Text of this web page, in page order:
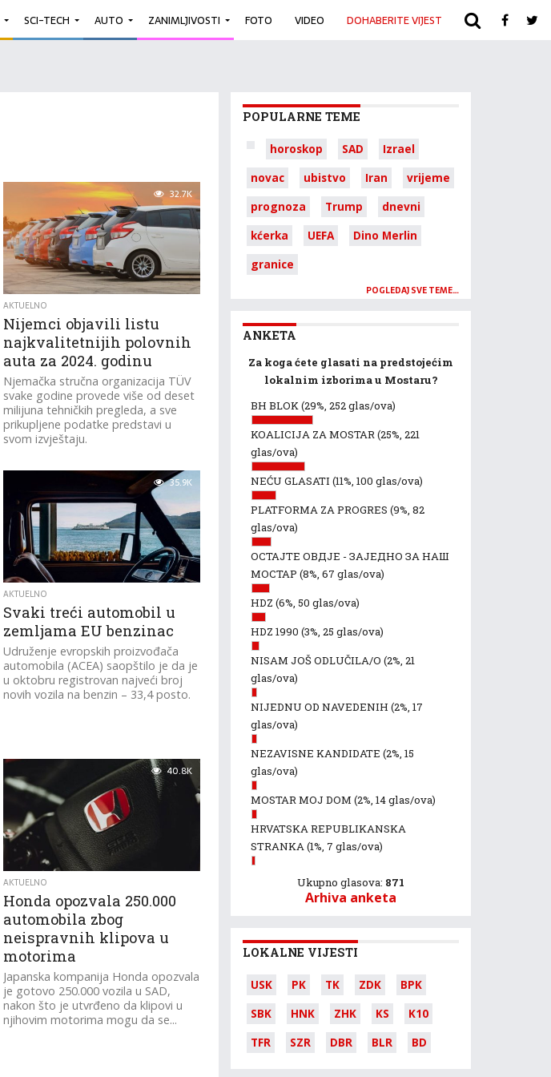
SCI-TECH AUTO ZANIMLJIVOSTI FOTO VIDEO DOHABERITE VIJEST ARHIVA
32.7K
AKTUELNO
Nijemci objavili listu
najkvalitetnijih polovnih
auta za 2024. godinu
Njemačka stručna organizacija TÜV
svake godine provede više od deset
milijuna tehničkih pregleda, a sve
prikupljene podatke predstavi u
svom izvještaju.
35.9K
AKTUELNO
Svaki treći automobil u
zemljama EU benzinac
Udruženje evropskih proizvođača
automobila (ACEA) saopštilo je da je
u oktobru registrovan najveći broj
novih vozila na benzin – 33,4 posto.
40.8K
AKTUELNO
Honda opozvala 250.000
automobila zbog
neispravnih klipova u
motorima
Japanska kompanija Honda opozvala
je gotovo 250.000 vozila u SAD,
nakon što je utvrđeno da klipovi u
njihovim motorima mogu da se...
POPULARNE TEME
horoskop SAD
Izrael
novac
ubistvo Iran
vrijeme
prognoza
Trump
dnevni
kćerka
UEFA
Dino Merlin
granice
POGLEDAJ SVE TEME…
ANKETA
Za koga ćete glasati na predstojećim
lokalnim izborima u Mostaru?
BH BLOK(29%, 252 glas/ova)
KOALICIJA ZA MOSTAR(25%, 221
glas/ova)
NEĆU GLASATI (11%, 100 glas/ova)
PLATFORMA ZA PROGRES (9%, 82
glas/ova)
ОСТАЈТЕ ОВДЈЕ - ЗАЈЕДНО ЗА НАШ
МОСТАР (8%, 67 glas/ova)
HDZ (6%, 50 glas/ova)
HDZ 1990 (3%, 25 glas/ova)
NISAM JOŠ ODLUČILA/O (2%, 21
glas/ova)
NIJEDNU OD NAVEDENIH (2%, 17
glas/ova)
NEZAVISNE KANDIDATE (2%, 15
glas/ova)
MOSTAR MOJ DOM (2%, 14 glas/ova)
HRVATSKA REPUBLIKANSKA
STRANKA(1%, 7 glas/ova)
Ukupno glasova: 871
Arhiva anketa
LOKALNE VIJESTI
USK PK TK ZDK
BPK
SBK
HNK ZHK KS
K10
TFR
SZR DBR BLR BD